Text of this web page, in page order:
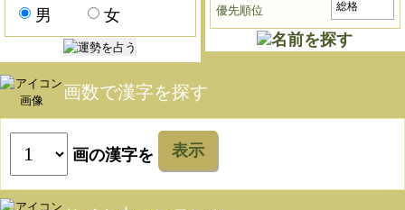
男 女 優先順位
画数で漢字を探す
画の漢字を 表示